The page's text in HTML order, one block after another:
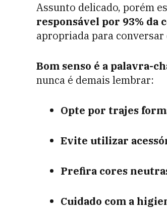
Assunto delicado, porém
responsável por 93% da
apropriada para
Bom senso é a palavra-
nunca é demais lembrar:
Opte por trajes
Evite utilizar
Prefira cores
Cuidado com a